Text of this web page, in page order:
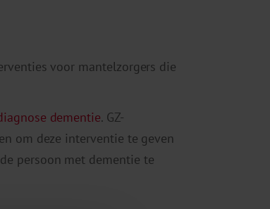
voor mantelzorgers die
dementie. GZ-
om deze interventie te geven
persoon met dementie te